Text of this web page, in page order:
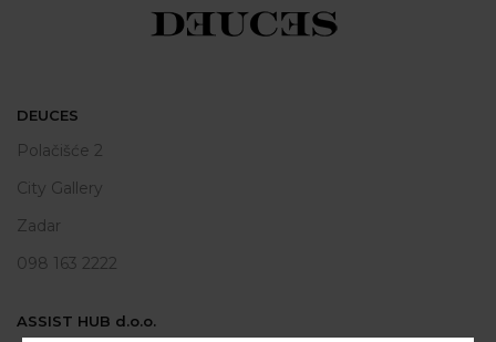
DEUCES
Polačišće 2
City Gallery
Zadar
098 163 2222
ASSIST HUB d.o.o.